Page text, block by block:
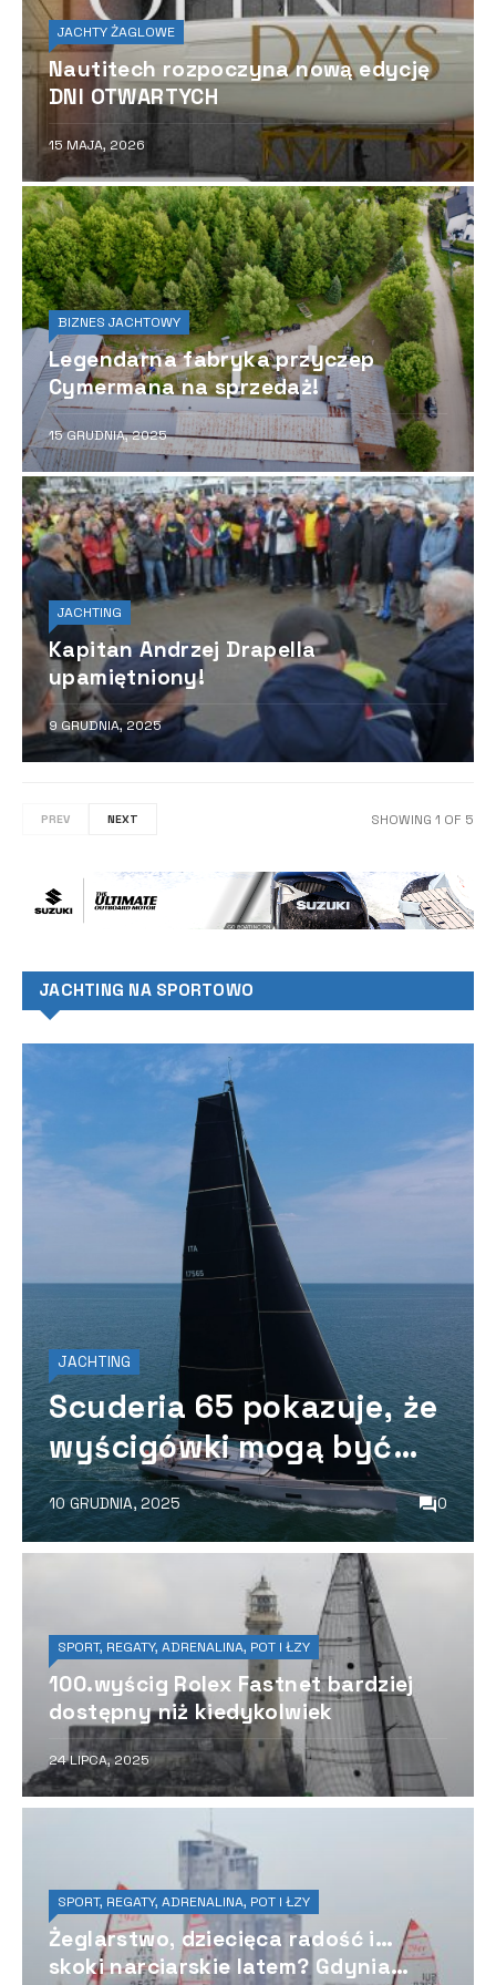
JACHTY ŻAGLOWE
Nautitech rozpoczyna nową edycję
DNI OTWARTYCH
15 MAJA, 2026
BIZNES JACHTOWY
Legendarna fabryka przyczep
Cymermana na sprzedaż!
15 GRUDNIA, 2025
JACHTING
Kapitan Andrzej Drapella
upamiętniony!
9 GRUDNIA, 2025
PREV NEXT SHOWING 1 OF 5
JACHTING NA SPORTOWO
JACHTING
Scuderia 65 pokazuje, że
wyścigówki mogą być
wycieczkowcami
10 GRUDNIA, 2025 0
SPORT, REGATY, ADRENALINA, POT I ŁZY
100.wyścig Rolex Fastnet bardziej
dostępny niż kiedykolwiek
24 LIPCA, 2025
SPORT, REGATY, ADRENALINA, POT I ŁZY
Żeglarstwo, dziecięca radość i…
skoki narciarskie latem? Gdynia